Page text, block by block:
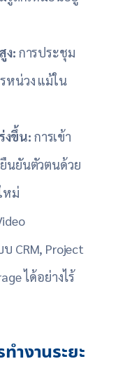
ง: การประชุม
หน่วง แม้ใน
งขึ้น: การเข้า
นยันตัวตนด้วย
หม่
CRM, Project
ได้อย่างไร้
ำงานระยะ